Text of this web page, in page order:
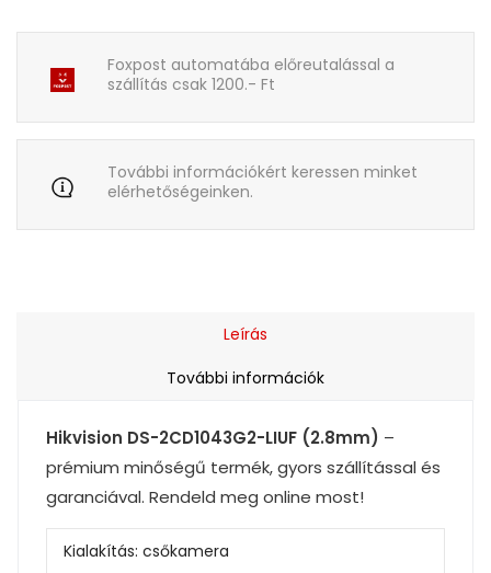
Foxpost automatába előreutalással a
szállítás csak 1200.- Ft
További információkért keressen minket
elérhetőségeinken.
Leírás
További információk
Hikvision DS-2CD1043G2-LIUF (2.8mm) –
prémium minőségű termék, gyors szállítással és
garanciával. Rendeld meg online most!
Kialakítás: csőkamera